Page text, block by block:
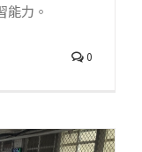
驗〉
能力。
0